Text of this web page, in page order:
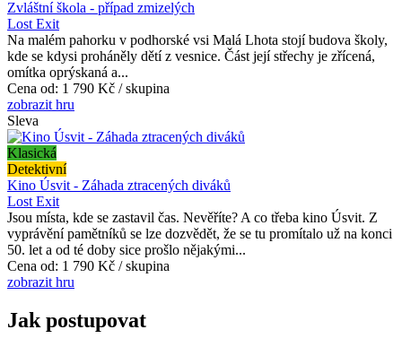
Zvláštní škola - případ zmizelých
Lost Exit
Na malém pahorku v podhorské vsi Malá Lhota stojí budova školy,
kde se kdysi proháněly dětí z vesnice. Část její střechy je zřícená,
omítka oprýskaná a...
Cena od: 1 790 Kč / skupina
zobrazit hru
Sleva
Klasická
Detektivní
Kino Úsvit - Záhada ztracených diváků
Lost Exit
Jsou místa, kde se zastavil čas. Nevěříte? A co třeba kino Úsvit. Z
vyprávění pamětníků se lze dozvědět, že se tu promítalo už na konci
50. let a od té doby sice prošlo nějakými...
Cena od: 1 790 Kč / skupina
zobrazit hru
Jak postupovat